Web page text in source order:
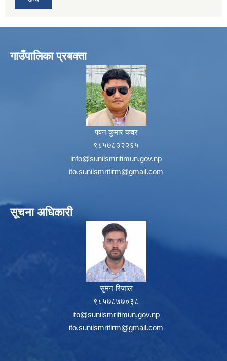
गाउँपालिका प्रबक्ता
पवन कुमार कवर
९८५७८३२२६५
info@sunilsmritimun.gov.np
ito.sunilsmritirm@gmail.com
सूचना अधिकारी
सुमन रिजाल
९८५७८७७०३८
ito@sunilsmritimun.gov.np
ito.sunilsmritirm@gmail.com